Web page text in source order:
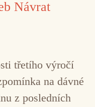
Návrat
třetího výročí
na dávné
z posledních